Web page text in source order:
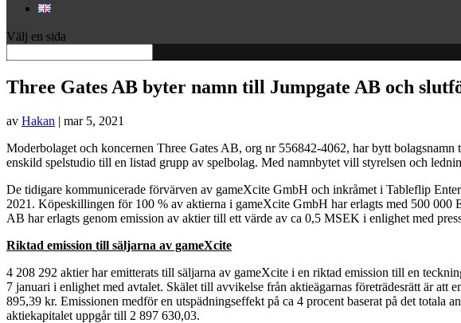
Välj en sida
Three Gates AB byter namn till Jumpgate AB och
av Hakan | mar 5, 2021
Moderbolaget och koncernen Three Gates AB, org nr 556842-4062, har bytt
enskild spelstudio till en listad grupp av spelbolag. Med namnbytet vill styrelsen och
De tidigare kommunicerade förvärven av gameXcite GmbH och inkråmet i Tableflip
2021. Köpeskillingen för 100 % av aktierna i gameXcite GmbH har erlagts med 500
AB har erlagts genom emission av aktier till ett värde av ca 0,5 MSEK i enlighet med
Riktad emission till säljarna av gameXcite
4 208 292 aktier har emitterats till säljarna av gameXcite i en riktad emission till en
7 januari i enlighet med avtalet. Skälet till avvikelse från aktieägarnas företrädesrätt är
895,39 kr. Emissionen medför en utspädningseffekt på ca 4 procent baserat på det totala
aktiekapitalet uppgår till 2 897 630,03.